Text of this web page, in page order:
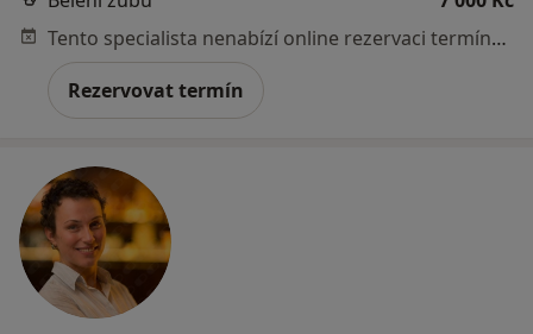
Tento specialista nenabízí online rezervaci termínu na této adrese.
Rezervovat termín